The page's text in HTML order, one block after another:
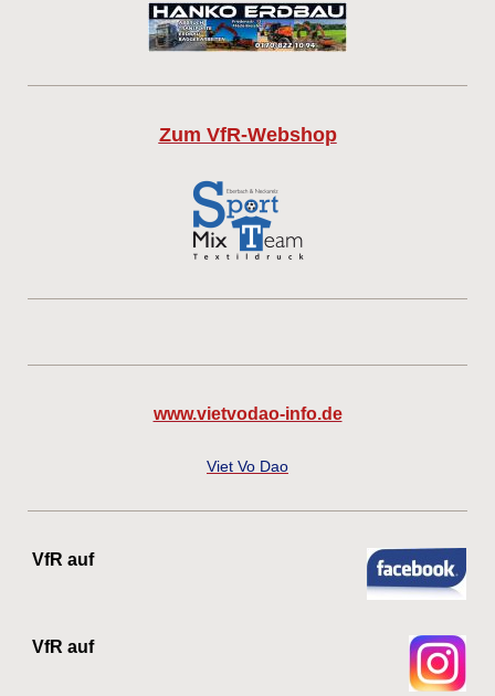
Zum VfR-Webshop
www.vietvodao-info.de
Viet Vo Dao
VfR auf
VfR auf